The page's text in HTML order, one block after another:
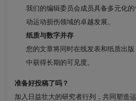
我们的编辑委员会成员具备多元化
动运动损伤领域的卓越发展。
纸质与数字并存
您的文章将同时在线发表和纸质出
中获得长期的可见度。
准备好投稿了吗？
加入日益壮大的研究者行列，共同塑造